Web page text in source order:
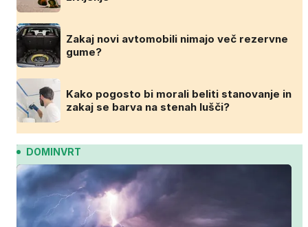
Zakaj novi avtomobili nimajo več rezervne
gume?
Kako pogosto bi morali beliti stanovanje in
zakaj se barva na stenah lušči?
DOMINVRT